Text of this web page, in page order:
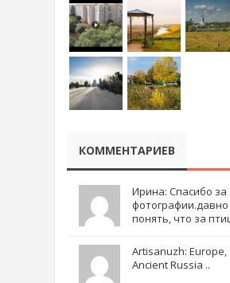
КОММЕНТАРИЕВ
Ирина: Спасибо за
фотографии.давно
понять, что за
Artisanuzh: Europe,
Ancient Russia ..